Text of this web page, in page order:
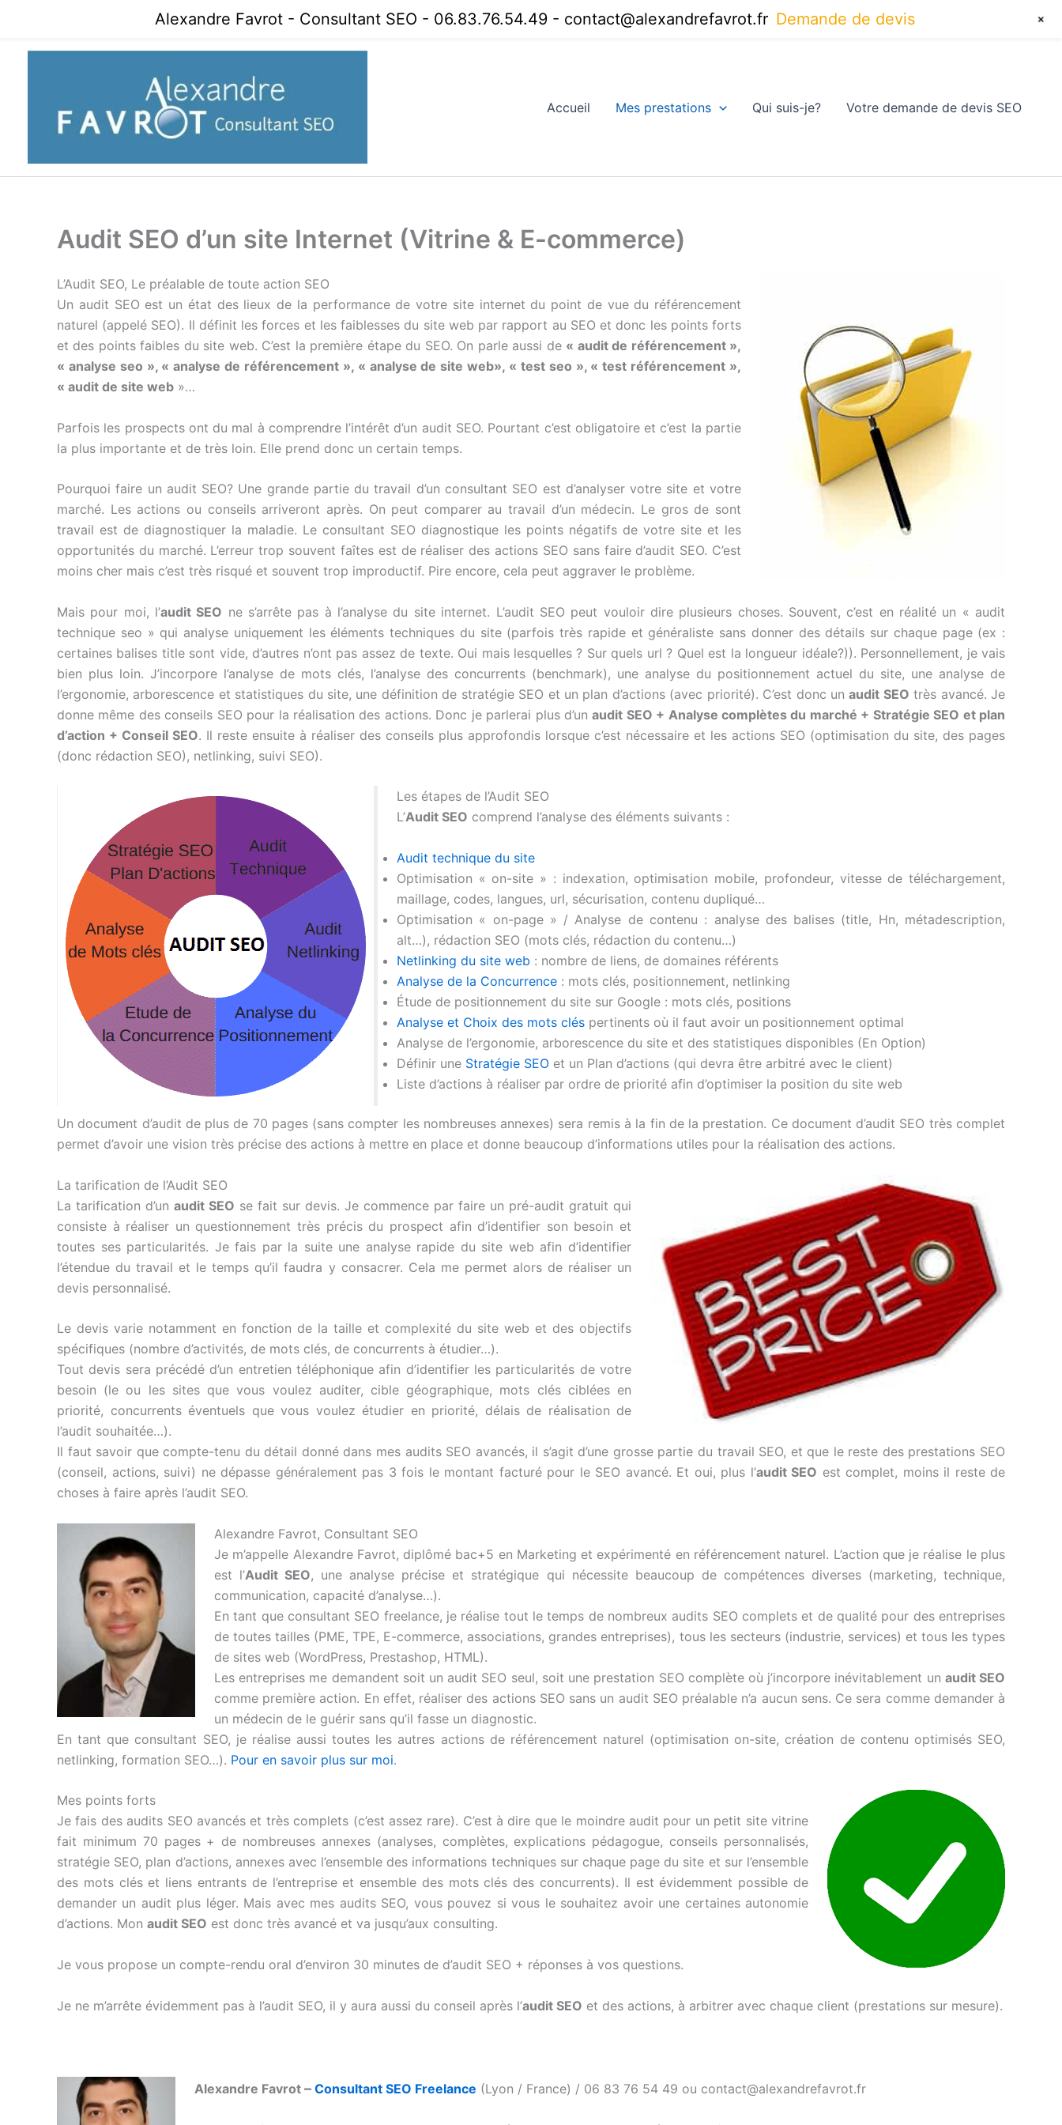
contenu
Accueil Mes prestations Qui suis-je? Votre demande de devis SEO
Audit SEO d’un site Internet (Vitrine & E-commerce)
L’Audit SEO, Le préalable de toute action SEO
Un audit SEO est un état des lieux de la performance de votre site internet du point de vue du référencement
naturel (appelé SEO). Il définit les forces et les faiblesses du site web par rapport au SEO et donc les points forts
et des points faibles du site web. C’est la première étape du SEO. On parle aussi de « audit de référencement »,
« analyse seo », « analyse de référencement », « analyse de site web», « test seo », « test référencement »,
« audit de site web »…
Parfois les prospects ont du mal à comprendre l’intérêt d’un audit SEO. Pourtant c’est obligatoire et c’est la partie
la plus importante et de très loin. Elle prend donc un certain temps.
Pourquoi faire un audit SEO? Une grande partie du travail d’un consultant SEO est d’analyser votre site et votre
marché. Les actions ou conseils arriveront après. On peut comparer au travail d’un médecin. Le gros de sont
travail est de diagnostiquer la maladie. Le consultant SEO diagnostique les points négatifs de votre site et les
opportunités du marché. L’erreur trop souvent faîtes est de réaliser des actions SEO sans faire d’audit SEO. C’est
moins cher mais c’est très risqué et souvent trop improductif. Pire encore, cela peut aggraver le problème.
Mais pour moi, l’audit SEO ne s’arrête pas à l’analyse du site internet. L’audit SEO peut vouloir dire plusieurs choses. Souvent, c’est en réalité un « audit
technique seo » qui analyse uniquement les éléments techniques du site (parfois très rapide et généraliste sans donner des détails sur chaque page (ex :
certaines balises title sont vide, d’autres n’ont pas assez de texte. Oui mais lesquelles ? Sur quels url ? Quel est la longueur idéale?)). Personnellement, je vais
bien plus loin. J’incorpore l’analyse de mots clés, l’analyse des concurrents (benchmark), une analyse du positionnement actuel du site, une analyse de
l’ergonomie, arborescence et statistiques du site, une définition de stratégie SEO et un plan d’actions (avec priorité). C’est donc unaudit SEO très avancé. Je
donne même des conseils SEO pour la réalisation des actions. Donc je parlerai plus d’unaudit SEO + Analyse complètes du marché + Stratégie SEO et plan
d’action + Conseil SEO. Il reste ensuite à réaliser des conseils plus approfondis lorsque c’est nécessaire et les actions SEO (optimisation du site, des pages
(donc rédaction SEO), netlinking, suivi SEO).
Les étapes de l’Audit SEO
L’Audit SEO comprend l’analyse des éléments suivants :
Audit technique du site
Optimisation « on-site » : indexation, optimisation mobile, profondeur, vitesse de téléchargement,
maillage, codes, langues, url, sécurisation, contenu dupliqué…
Optimisation « on-page » / Analyse de contenu : analyse des balises (title, Hn, métadescription,
alt…), rédaction SEO (mots clés, rédaction du contenu…)
Netlinking du site web : nombre de liens, de domaines référents
Analyse de la Concurrence : mots clés, positionnement, netlinking
Étude de positionnement du site sur Google : mots clés, positions
Analyse et Choix des mots clés pertinents où il faut avoir un positionnement optimal
Analyse de l’ergonomie, arborescence du site et des statistiques disponibles (En Option)
Définir une Stratégie SEO et un Plan d’actions (qui devra être arbitré avec le client)
Liste d’actions à réaliser par ordre de priorité afin d’optimiser la position du site web
Un document d’audit de plus de 70 pages (sans compter les nombreuses annexes) sera remis à la fin de la prestation. Ce document d’audit SEO très complet
permet d’avoir une vision très précise des actions à mettre en place et donne beaucoup d’informations utiles pour la réalisation des actions.
La tarification de l’Audit SEO
La tarification d’un audit SEO se fait sur devis. Je commence par faire un pré-audit gratuit qui
consiste à réaliser un questionnement très précis du prospect afin d’identifier son besoin et
toutes ses particularités. Je fais par la suite une analyse rapide du site web afin d’identifier
l’étendue du travail et le temps qu’il faudra y consacrer. Cela me permet alors de réaliser un
devis personnalisé.
Le devis varie notamment en fonction de la taille et complexité du site web et des objectifs
spécifiques (nombre d’activités, de mots clés, de concurrents à étudier…).
Tout devis sera précédé d’un entretien téléphonique afin d’identifier les particularités de votre
besoin (le ou les sites que vous voulez auditer, cible géographique, mots clés ciblées en
priorité, concurrents éventuels que vous voulez étudier en priorité, délais de réalisation de
l’audit souhaitée…).
Il faut savoir que compte-tenu du détail donné dans mes audits SEO avancés, il s’agit d’une grosse partie du travail SEO, et que le reste des prestations SEO
(conseil, actions, suivi) ne dépasse généralement pas 3 fois le montant facturé pour le SEO avancé. Et oui, plus l’audit SEO est complet, moins il reste de
choses à faire après l’audit SEO.
Alexandre Favrot, Consultant SEO
Je m’appelle Alexandre Favrot, diplômé bac+5 en Marketing et expérimenté en référencement naturel. L’action que je réalise le plus
est l’Audit SEO, une analyse précise et stratégique qui nécessite beaucoup de compétences diverses (marketing, technique,
communication, capacité d’analyse…).
En tant que consultant SEO freelance, je réalise tout le temps de nombreux audits SEO complets et de qualité pour des entreprises
de toutes tailles (PME, TPE, E-commerce, associations, grandes entreprises), tous les secteurs (industrie, services) et tous les types
de sites web (WordPress, Prestashop, HTML).
Les entreprises me demandent soit un audit SEO seul, soit une prestation SEO complète où j’incorpore inévitablement un audit SEO
comme première action. En effet, réaliser des actions SEO sans un audit SEO préalable n’a aucun sens. Ce sera comme demander à
un médecin de le guérir sans qu’il fasse un diagnostic.
En tant que consultant SEO, je réalise aussi toutes les autres actions de référencement naturel (optimisation on-site, création de contenu optimisés SEO,
netlinking, formation SEO…). Pour en savoir plus sur moi.
Mes points forts
Je fais des audits SEO avancés et très complets (c’est assez rare). C’est à dire que le moindre audit pour un petit site vitrine
fait minimum 70 pages + de nombreuses annexes (analyses, complètes, explications pédagogue, conseils personnalisés,
stratégie SEO, plan d’actions, annexes avec l’ensemble des informations techniques sur chaque page du site et sur l’ensemble
des mots clés et liens entrants de l’entreprise et ensemble des mots clés des concurrents). Il est évidemment possible de
demander un audit plus léger. Mais avec mes audits SEO, vous pouvez si vous le souhaitez avoir une certaines autonomie
d’actions. Mon audit SEO est donc très avancé et va jusqu’aux consulting.
Je vous propose un compte-rendu oral d’environ 30 minutes de d’audit SEO + réponses à vos questions.
Je ne m’arrête évidemment pas à l’audit SEO, il y aura aussi du conseil après l’audit SEO et des actions, à arbitrer avec chaque client (prestations sur mesure).
Alexandre Favrot – Consultant SEO Freelance (Lyon / France) / 06 83 76 54 49 ou contact@alexandrefavrot.fr
Alexandre Favrot - Consultant SEO - 06.83.76.54.49 - contact@alexandrefavrot.fr Demande de devis +